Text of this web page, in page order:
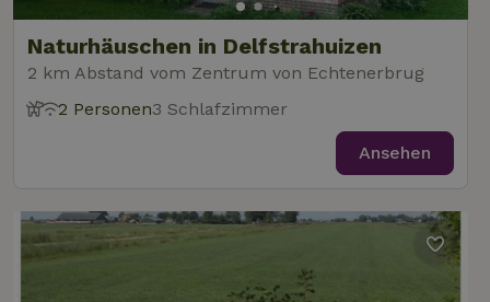
Naturhäuschen in Delfstrahuizen
2 km Abstand vom Zentrum von Echtenerbrug
2 Personen3 Schlafzimmer
Ansehen